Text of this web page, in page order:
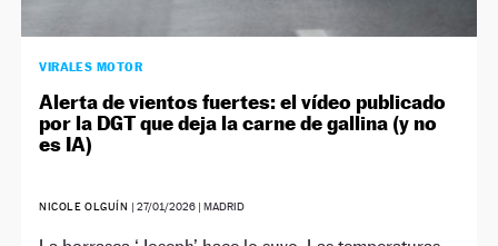
VIRALES MOTOR
Alerta de vientos fuertes: el vídeo publicado
por la DGT que deja la carne de gallina (y no
es IA)
NICOLE OLGUÍN | 27/01/2026| MADRID